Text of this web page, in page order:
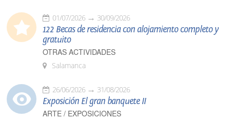
01/07/2026 30/09/2026
122 Becas de residencia con alojamiento completo y
gratuito
OTRAS ACTIVIDADES
Salamanca
26/06/2026 31/08/2026
Exposición El gran banquete II
ARTE / EXPOSICIONES